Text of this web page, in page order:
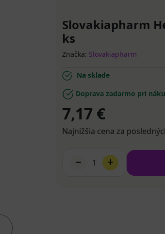
Slovakiapharm
ks
Značka: Slovakiapharm
Na sklade
Doprava zadarmo pri
7,17 €
Najnižšia cena za
1